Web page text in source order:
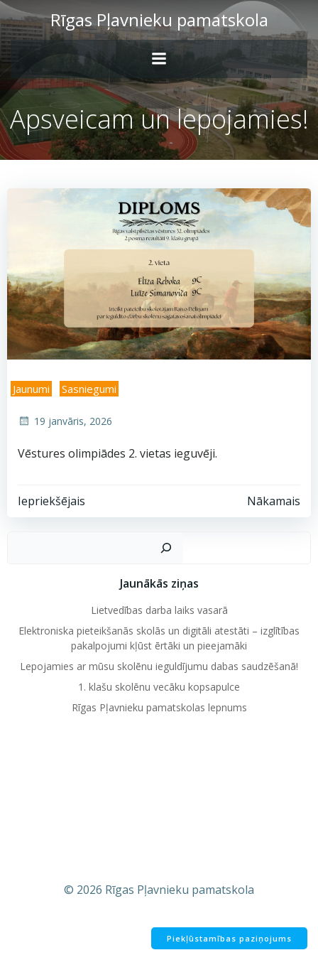
to
content
Rīgas Pļavnieku pamatskola
Apsveicam un lepojamies!
Jaunumi Sasniegumi
19 janvāris, 2026
Vēstures olimpiādes 2. vietas ieguvēji.
Post
Iepriekšējais
Post
navigation
Nākamais
Jaunākās ziņas
Lietvedības darba laiks vasarā
Elektroniska pieteikšanās skolās un digitāli atestāti – izglītības
pakalpojumi kļūst ērtāki un pieejamāki
Lepojamies ar mūsu skolēnu ieguldījumu dabas saudzēšanā!
1. klašu skolēnu vecāku kopsapulce
Rīgas Pļavnieku pamatskolas lepnums
© 2026 Rīgas Pļavnieku pamatskola
Piekļūstamības paziņojums